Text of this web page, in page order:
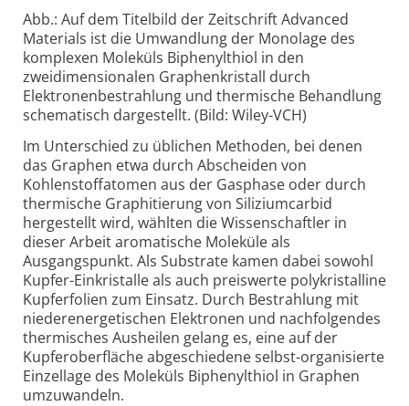
Abb.: Auf dem Titelbild der Zeitschrift Advanced
Materials ist die Umwandlung der Monolage des
komplexen Moleküls Biphenylthiol in den
zweidimensionalen Graphenkristall durch
Elektronenbestrahlung und thermische Behandlung
schematisch dargestellt. (Bild: Wiley-VCH)
Im Unterschied zu üblichen Methoden, bei denen
das Graphen etwa durch Abscheiden von
Kohlenstoffatomen aus der Gasphase oder durch
thermische Graphitierung von Siliziumcarbid
hergestellt wird, wählten die Wissenschaftler in
dieser Arbeit aromatische Moleküle als
Ausgangspunkt. Als Substrate kamen dabei sowohl
Kupfer-Einkristalle als auch preiswerte polykristalline
Kupferfolien zum Einsatz. Durch Bestrahlung mit
niederenergetischen Elektronen und nachfolgendes
thermisches Ausheilen gelang es, eine auf der
Kupferoberfläche abgeschiedene selbst-organisierte
Einzellage des Moleküls Biphenylthiol in Graphen
umzuwandeln.